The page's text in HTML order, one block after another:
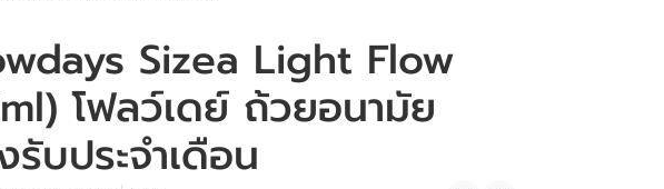
Sizea Light Flow
โฟลว์เดย์ ถ้วยอนามัย
รับประจำเดือน